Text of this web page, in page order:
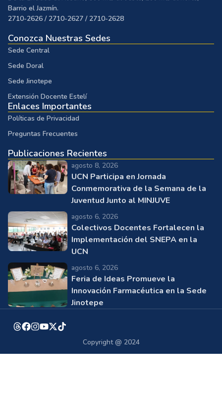
Barrio el Jazmín.
2710-2626 / 2710-2627 / 2710-2628
Conozca Nuestras Sedes
Sede Central
Sede Doral
Sede Jinotepe
Extensión Docente Estelí
Enlaces Importantes
Políticas de Privacidad
Preguntas Frecuentes
Publicaciones Recientes
agosto 8, 2026
UCN Participa en Jornada
Conmemorativa de la Semana de la
Juventud Junto al MINJUVE
agosto 6, 2026
Colectivos Docentes Fortalecen la
Implementación del SNEPA en la
UCN
agosto 6, 2026
Feria de Ideas Promueve la
Innovación Farmacéutica en la Sede
Jinotepe
Copyright @ 2024